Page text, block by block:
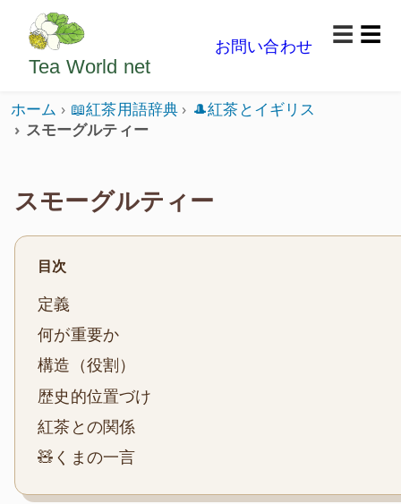
ようこそいらっしゃいました。どうぞごゆっくり楽
Tea World net
お問い合わせ
☰
ホーム 📖紅茶用語辞典
🎩紅茶とイギリス
スモーグルティー
スモーグルティー
目次
定義
何が重要か
構造（役割）
歴史的位置づけ
紅茶との関係
🧸くまの一言